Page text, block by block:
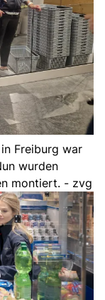
Freiburg war
wurden
montiert. - zvg